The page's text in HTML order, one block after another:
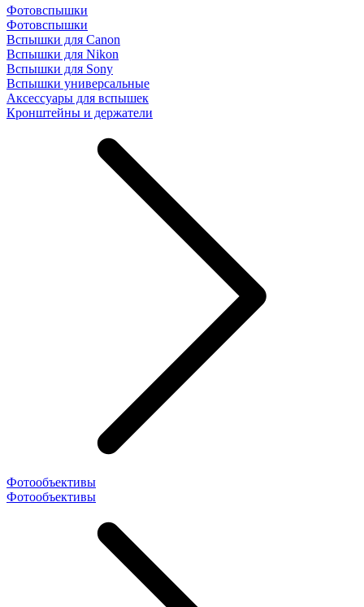
Фотовспышки
Фотовспышки
Вспышки для Canon
Вспышки для Nikon
Вспышки для Sony
Вспышки универсальные
Аксесcуары для вспышек
Кронштейны и держатели
Фотообъективы
Фотообъективы